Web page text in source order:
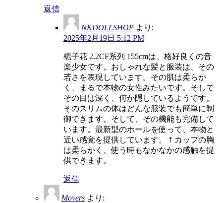
返信
NKDOLLSHOP より:
2025年2月19日 5:12 PM
栀子花 2.2CF系列 155cmは、格好良くの音
楽少女です。おしゃれな髪と服装は、その
若さを表現しています。その肌は柔らか
く、まるで本物の女性みたいです。そして
その目は深く、何か隠しているようです。
そのスリムの体はどんな服装でも簡単に制
御できます。そして、その機能も完備して
います。最新型のホールを使って、本物と
近い感覚を提供しています。ｆカップの胸
は柔らかく、使う時もなかなかの感触を提
供できます。
返信
Movers より: